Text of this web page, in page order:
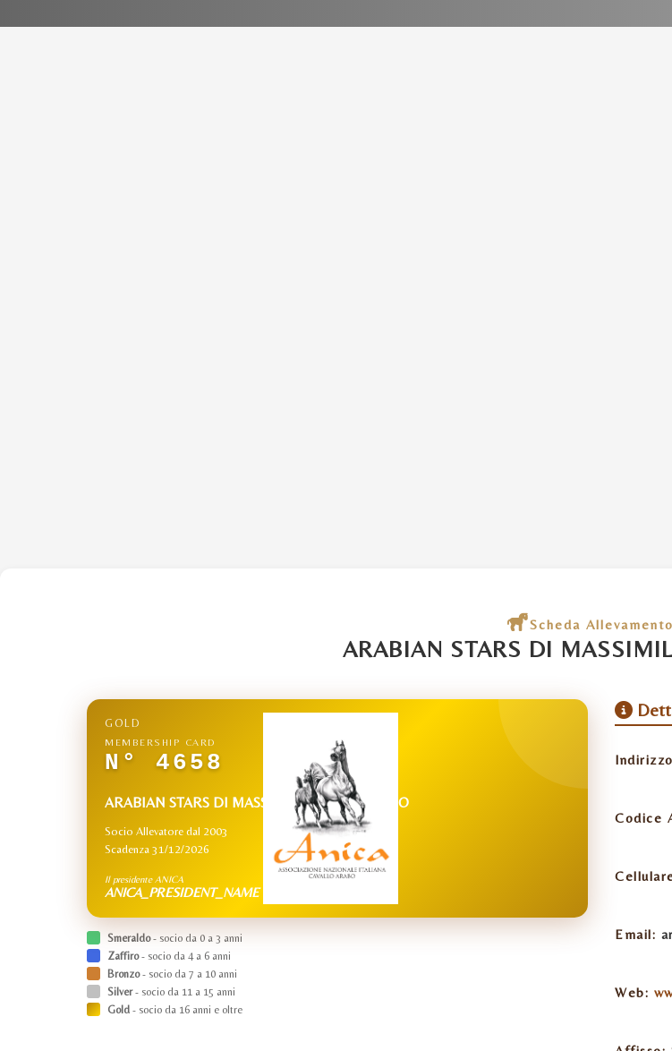
Scheda Allevamento
ARABIAN STARS DI
GOLD
MEMBERSHIP CARD
N° 4658
ARABIAN STARS DI MASSIMILIANO ROCCHINO
Socio Allevatore dal 2003
Scadenza 31/12/2026
Il presidente ANICA
ANICA_PRESIDENT_NAME
Smeraldo- socio da 0 a 3 anni
Zaffiro- socio da 4 a 6 anni
Bronzo- socio da 7 a 10 anni
Silver- socio da 11 a 15 anni
Gold - socio da 16 anni e oltre
Codice
Email:
Web: